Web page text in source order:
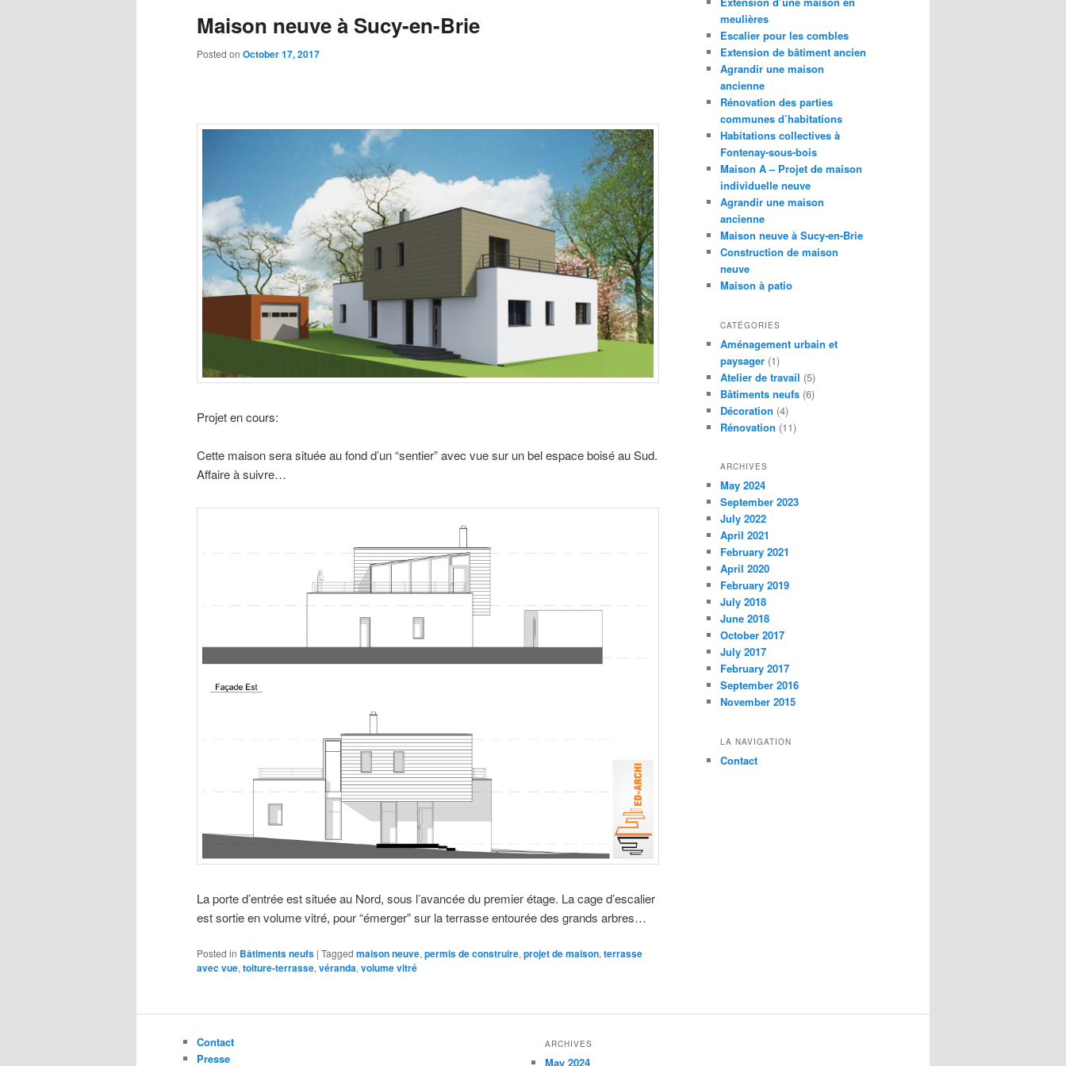
content
content
Maison neuve à Sucy-en-Brie
Posted on October 17, 2017
Projet en cours:
Cette maison sera située au fond d’un “sentier” avec vue sur un bel espace boisé au Sud.
Affaire à suivre…
La porte d’entrée est située au Nord, sous l’avancée du premier étage. La cage d’escalier
est sortie en volume vitré, pour “émerger” sur la terrasse entourée des grands arbres…
Posted in Bâtiments neufs | Tagged maison neuve, permis de construire, projet de maison, terrasse
avec vue, toiture-terrasse, véranda, volume vitré
meulières
Escalier pour les combles
Extension de bâtiment ancien
Agrandir une maison
ancienne
Rénovation des parties
communes d’habitations
Habitations collectives à
Fontenay-sous-bois
Maison A – Projet de maison
individuelle neuve
Agrandir une maison
ancienne
Maison neuve à Sucy-en-Brie
Construction de maison
neuve
Maison à patio
CATÉGORIES
Aménagement urbain et
paysager (1)
Atelier de travail (5)
Bâtiments neufs (6)
Décoration (4)
Rénovation (11)
ARCHIVES
May 2024
September 2023
July 2022
April 2021
February 2021
April 2020
February 2019
July 2018
June 2018
October 2017
July 2017
February 2017
September 2016
November 2015
LA NAVIGATION
Contact
Contact
Presse
ARCHIVES
May 2024